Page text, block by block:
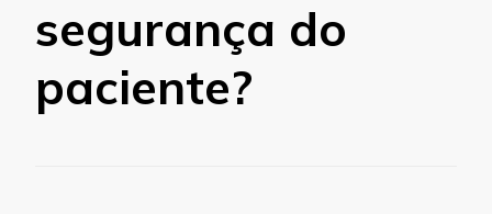
segurança do
paciente?